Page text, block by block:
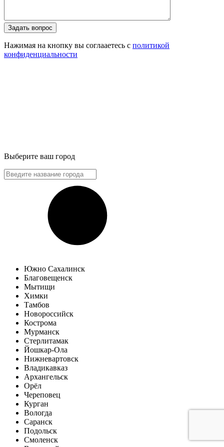
Задать вопрос
Нажимая на кнопку вы соглааетесь с политикой
конфиденциальности
Выберите ваш город
Южно Сахалинск
Благовещенск
Мытищи
Химки
Тамбов
Новороссийск
Кострома
Мурманск
Стерлитамак
Йошкар-Ола
Нижневартовск
Владикавказ
Архангельск
Орёл
Череповец
Курган
Вологда
Саранск
Подольск
Смоленск